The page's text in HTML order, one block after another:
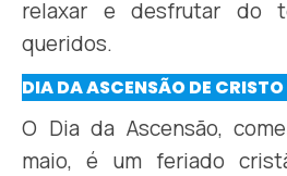
relaxar e desfrutar do
queridos.
DIA DA ASCENSÃO DE
O Dia da Ascensão,
maio, é um feriado